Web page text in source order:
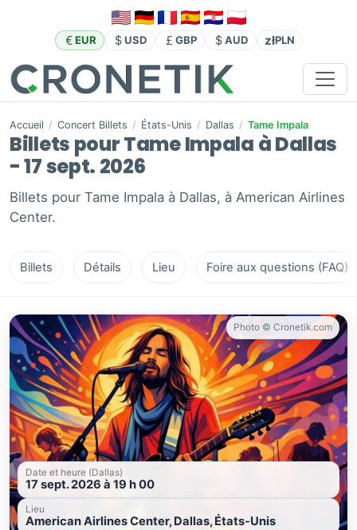
EUR USD GBP AUD złPLN
Accueil / Concert Billets / États-Unis / Dallas / Tame Impala
Billets pour Tame Impala à Dallas
- 17 sept. 2026
Billets pour Tame Impala à Dallas, à American Airlines
Center.
Billets Détails Lieu Foire aux questions (FAQ)
Photo © Cronetik.com
Date et heure (Dallas)
17 sept. 2026 à 19 h 00
Lieu
American Airlines Center, Dallas, États-Unis